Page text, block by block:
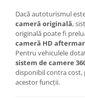
Dacă autoturismul
cameră originală,
originală poate fi
cameră HD
Pentru vehiculele
sistem de camere
disponibil contra cost,
acestor funcții.